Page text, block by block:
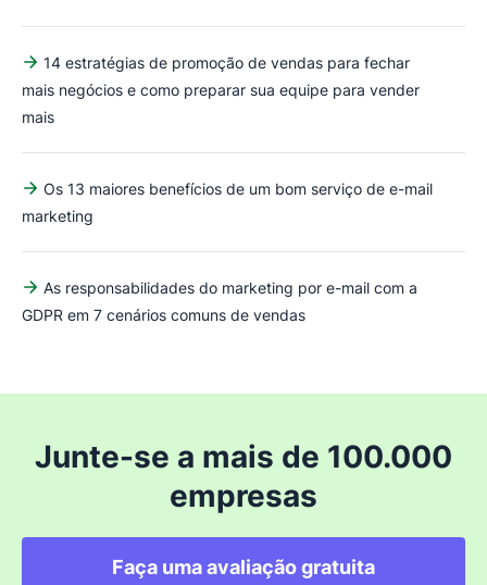
14 estratégias de promoção de vendas para fechar
mais negócios e como preparar sua equipe para vender
mais
Os 13 maiores benefícios de um bom serviço de e-mail
marketing
As responsabilidades do marketing por e-mail com a
GDPR em 7 cenários comuns de vendas
Junte-se a mais de 100.000
empresas
Faça uma avaliação gratuita